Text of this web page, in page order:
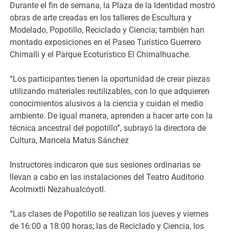
Durante el fin de semana, la Plaza de la Identidad mostró
obras de arte creadas en los talleres de Escultura y
Modelado, Popotillo, Reciclado y Ciencia; también han
montado exposiciones en el Paseo Turístico Guerrero
Chimalli y el Parque Ecoturístico El Chimalhuache.
“Los participantes tienen la oportunidad de crear piezas
utilizando materiales reutilizables, con lo que adquieren
conocimientos alusivos a la ciencia y cuidan el medio
ambiente. De igual manera, aprenden a hacer arte con la
técnica ancestral del popotillo”, subrayó la directora de
Cultura, Maricela Matus Sánchez
Instructores indicaron que sus sesiones ordinarias se
llevan a cabo en las instalaciones del Teatro Auditorio
Acolmixtli Nezahualcóyotl.
“Las clases de Popotillo se realizan los jueves y viernes
de 16:00 a 18:00 horas; las de Reciclado y Ciencia, los